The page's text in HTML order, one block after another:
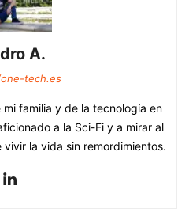
A.
tech.es
familia y de la tecnología en
a la Sci-Fi y a mirar al
la vida sin remordimientos.